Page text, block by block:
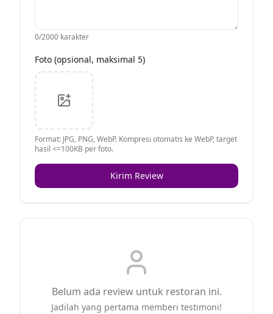
0/2000 karakter
Foto (opsional, maksimal 5)
Format: JPG, PNG, WebP. Kompresi otomatis ke WebP, target
hasil <=100KB per foto.
Kirim Review
Belum ada review untuk restoran ini.
Jadilah yang pertama memberi testimoni!